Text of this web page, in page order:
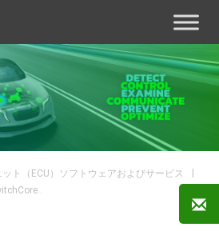
ト（ECU）ソフトウェアおよびサービス